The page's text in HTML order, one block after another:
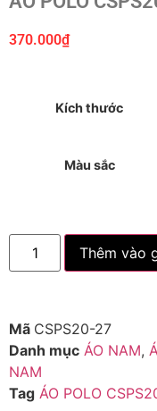
370.000₫
Kích thước
Màu sắc
Thêm vào
Mã CSPS20-27
Danh mục ÁO NAM,
NAM
Tag ÁO POLO